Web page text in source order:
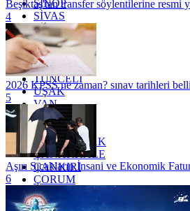
SİNOP
SİVAS
SİİRT
TEKİRDAĞ
TOKAT
TRABZON
TUNCELİ
UŞAK
VAN
YALOVA
YOZGAT
ZONGULDAK
ÇANAKKALE
ÇANKIRI
ÇORUM
İSTANBUL
İZMİR
Beşiktaş'tan transfer söylentilerine resmi
4
2026 KPSS ne zaman? sınav tarihleri
5
Aşırı Sıcakların İnsani ve Ekonomik
6